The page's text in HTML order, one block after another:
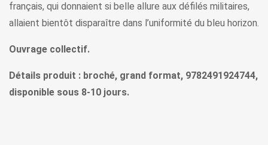
français, qui donnaient si belle allure aux défilés militaires,
allaient bientôt disparaître dans l’uniformité du bleu horizon.
Ouvrage collectif.
Détails produit : broché, grand format, 9782491924744,
disponible sous 8-10 jours.